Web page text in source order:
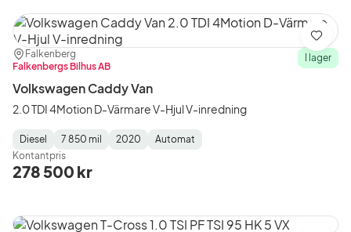
Plats:
Falkenberg
Återförsäljare:
Falkenbergs Bilhus AB
I lager
Volkswagen Caddy Van
2.0 TDI 4Motion D-Värmare V-Hjul V-inredning
Fuel
Type:
Diesel
Mätarställning:
7 850 mil
Model
Year:
2020
Gearbox
Type:
Automat
Kontantpris
278 500 kr
Spara